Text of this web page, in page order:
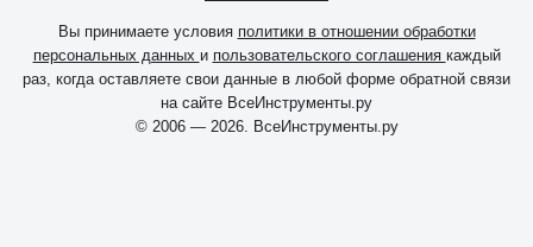
Вы принимаете условия политики в отношении обработки
персональных данных и пользовательского соглашения каждый
раз, когда оставляете свои данные в любой форме обратной связи
на сайте ВсеИнструменты.ру
© 2006 — 2026. ВсеИнструменты.ру